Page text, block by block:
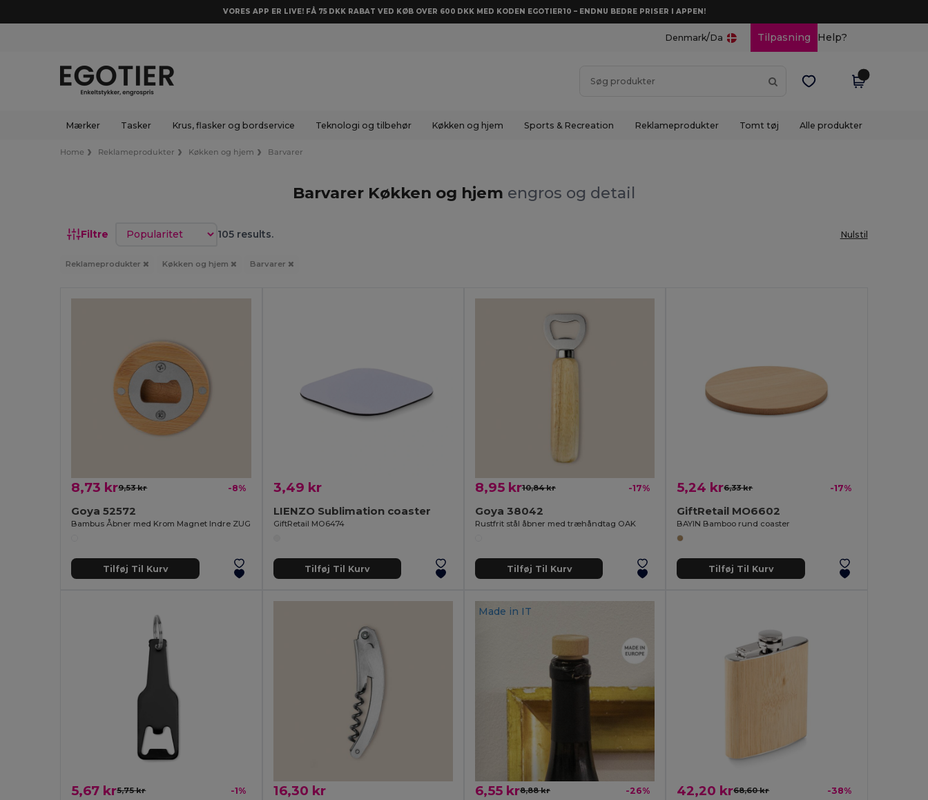
VORES APP ER LIVE! FÅ 75 DKK RABAT VED KØB OVER 600 DKK MED KODEN EGOTIER10 – ENDNU BEDRE PRISER I APPEN!
Denmark/Da Tilpasning Help?
Mærker Tasker Krus, flasker og bordservice Teknologi og tilbehør Køkken og hjem Sports & Recreation Reklameprodukter Tomt tøj Alle produkter
Home Reklameprodukter Køkken og hjem Barvarer
Barvarer Køkken og hjem engros og detail
Filtre Sorter efter 105 results. Nulstil
Reklameprodukter Køkken og hjem Barvarer
8,73 kr9,53 kr -8%
Goya 52572
Bambus Åbner med Krom Magnet Indre ZUG
Tilføj Til Kurv
3,49 kr
LIENZO Sublimation coaster
GiftRetail MO6474
Tilføj Til Kurv
8,95 kr10,84 kr -17%
Goya 38042
Rustfrit stål åbner med træhåndtag OAK
Tilføj Til Kurv
5,24 kr6,33 kr -17%
GiftRetail MO6602
BAYIN Bamboo rund coaster
Tilføj Til Kurv
5,67 kr5,75 kr -1% 16,30 kr
Made in IT
6,55 kr8,88 kr -26% 42,20 kr68,60 kr -38%